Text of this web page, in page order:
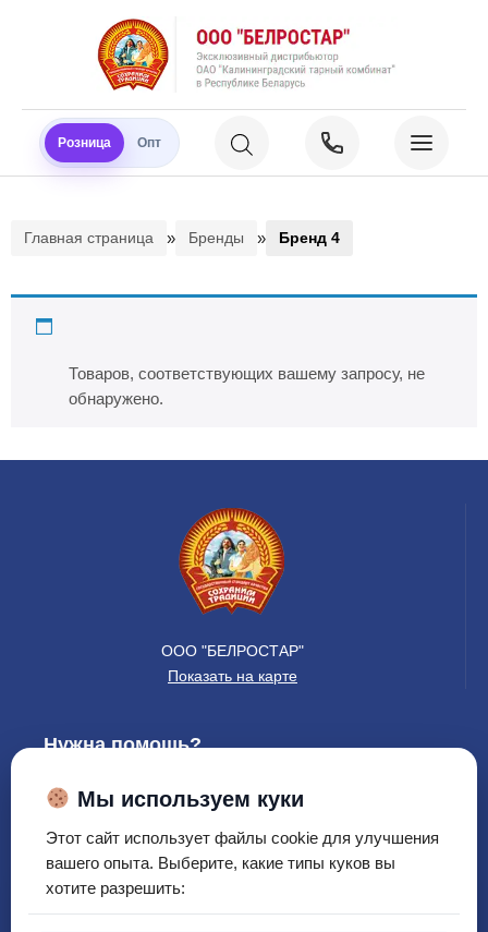
Розница Опт
Главная страница » Бренды » Бренд 4
Бренд 4
Товаров, соответствующих вашему запросу, не
обнаружено.
ООО "БЕЛРОСТАР"
Показать на карте
Нужна помощь?
+37517 369-22-22
+37529 669-22-22
Понедельник-Пятница: 9.00-17.30
Вы юридическое или
физическое лицо?
Мы используем куки
Этот сайт использует файлы cookie для улучшения
вашего опыта. Выберите, какие типы куков вы
хотите разрешить: